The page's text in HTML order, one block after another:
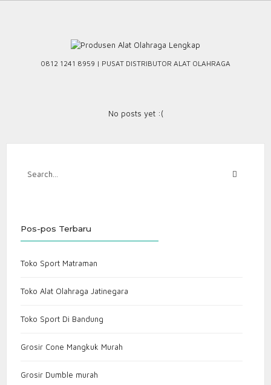
0812 1241 8959 | PUSAT DISTRIBUTOR ALAT OLAHRAGA
No posts yet :(
Pos-pos Terbaru
Toko Sport Matraman
Toko Alat Olahraga Jatinegara
Toko Sport Di Bandung
Grosir Cone Mangkuk Murah
Grosir Dumble murah